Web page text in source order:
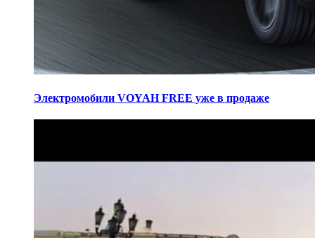
Электромобили VOYAH FREE уже в продаже